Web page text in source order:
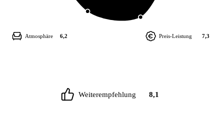
Preis-Leistung 7,3
Atmosphäre 6,2
Weiterempfehlung 8,1